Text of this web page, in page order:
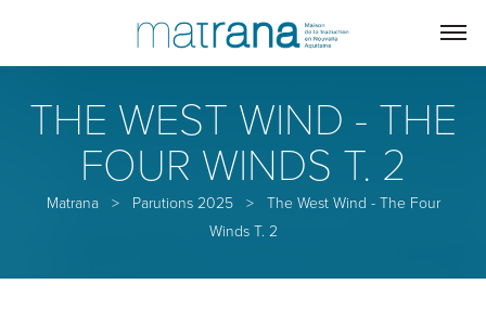
THE WEST WIND - THE
FOUR WINDS T. 2
Matrana> Parutions 2025 >
The West Wind - The Four
Winds T. 2